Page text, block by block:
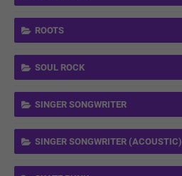
ROOTS
SOUL ROCK
SINGER SONGWRITER
SINGER SONGWRITER (ACOUSTIC)